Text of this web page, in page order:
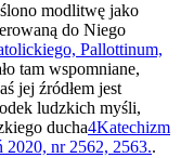
modlitwę jako
do Niego
Pallottinum,
tam wspomniane,
jej źródłem jest
ludzkich myśli,
ducha4Katechizm
2020, nr 2562, 2563..